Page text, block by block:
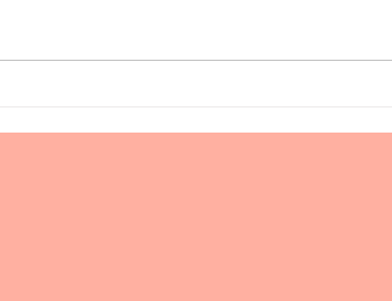
Değerlendirme Testi